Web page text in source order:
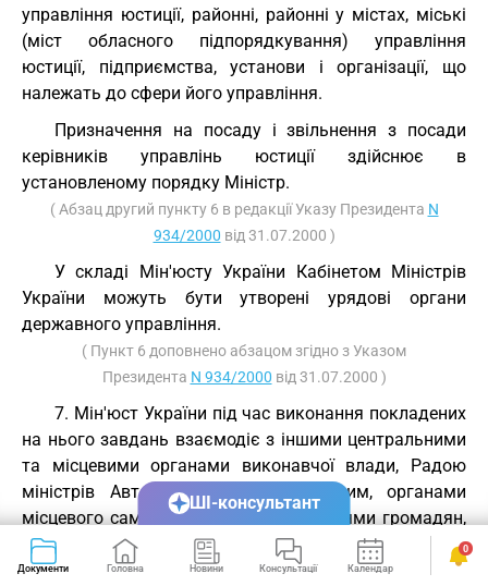
управління юстиції, районні, районні у містах, міські
(міст обласного підпорядкування) управління
юстиції, підприємства, установи і організації, що
належать до сфери його управління.
Призначення на посаду і звільнення з посади
керівників управлінь юстиції здійснює в
установленому порядку Міністр.
( Абзац другий пункту 6 в редакції Указу Президента N
934/2000 від 31.07.2000 )
У складі Мін'юсту України Кабінетом Міністрів
України можуть бути утворені урядові органи
державного управління.
( Пункт 6 доповнено абзацом згідно з Указом
Президента N 934/2000 від 31.07.2000 )
7. Мін'юст України під час виконання покладених
на нього завдань взаємодіє з іншими центральними
та місцевими органами виконавчої влади, Радою
міністрів Автономної Республіки Крим, органами
місцевого самоврядування, об'єднаннями громадян,
а також з відповідними органами інших держав.
8. Мін'юст України в межах своїх повноважень на
Документи Головна Новини Консультації Календар Сервіси
0
ШІ-консультант